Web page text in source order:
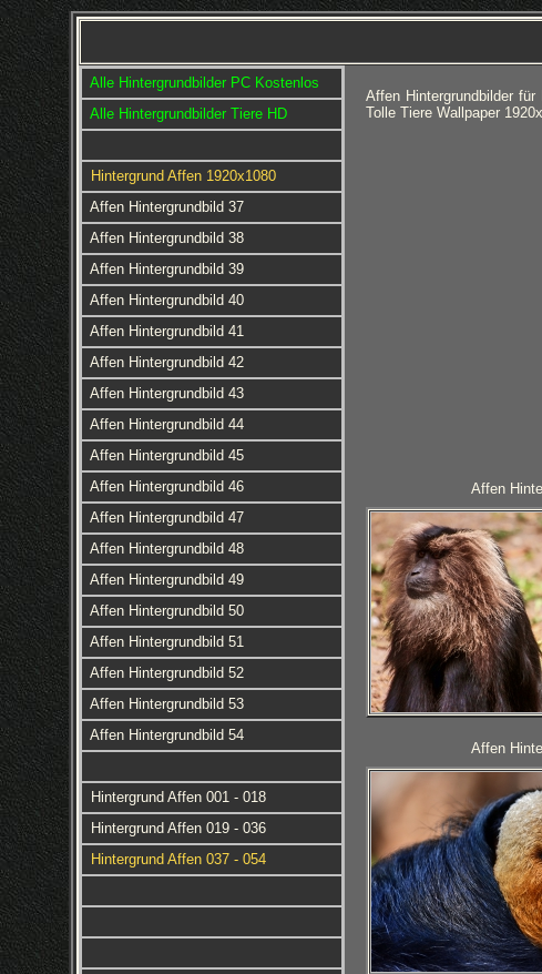
Alle Hintergrundbilder PC Kostenlos
Alle Hintergrundbilder Tiere HD
Hintergrund Affen 1920x1080
Affen Hintergrundbild 37
Affen Hintergrundbild 38
Affen Hintergrundbild 39
Affen Hintergrundbild 40
Affen Hintergrundbild 41
Affen Hintergrundbild 42
Affen Hintergrundbild 43
Affen Hintergrundbild 44
Affen Hintergrundbild 45
Affen Hintergrundbild 46
Affen Hintergrundbild 47
Affen Hintergrundbild 48
Affen Hintergrundbild 49
Affen Hintergrundbild 50
Affen Hintergrundbild 51
Affen Hintergrundbild 52
Affen Hintergrundbild 53
Affen Hintergrundbild 54
Hintergrund Affen 001 - 018
Hintergrund Affen 019 - 036
Hintergrund Affen 037 - 054
Affen Hintergrundbilder
Tolle Tiere Wallpaper
Affen
Affen